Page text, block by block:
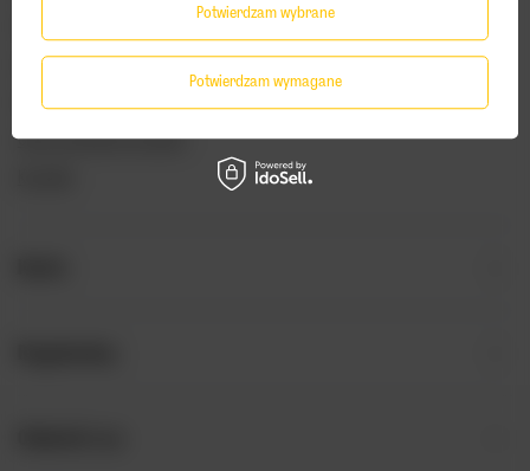
Chcę zareklamować produkt
Chcę odstąpić od umowy
Chcę wymienić produkt
Potwierdzam wybrane
Potwierdzam wymagane